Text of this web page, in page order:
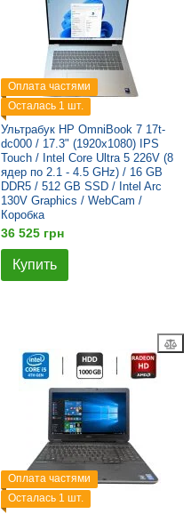
Оплата частями
Осталась 1 шт.
Ультрабук HP OmniBook 7 17t-
dc000 / 17.3" (1920x1080) IPS
Touch / Intel Core Ultra 5 226V (8
ядер по 2.1 - 4.5 GHz) / 16 GB
DDR5 / 512 GB SSD / Intel Arc
130V Graphics / WebCam /
Коробка
36 525 грн
Купить
Оплата частями
Осталась 1 шт.